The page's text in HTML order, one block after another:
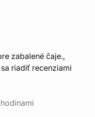
zabalené čaje.,
riadiť recenziami